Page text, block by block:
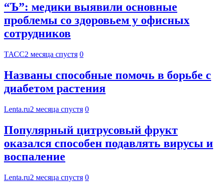
“Ъ”: медики выявили основные
проблемы со здоровьем у офисных
сотрудников
ТАСС2 месяца спустя 0
Названы способные помочь в борьбе с
диабетом растения
Lenta.ru2 месяца спустя 0
Популярный цитрусовый фрукт
оказался способен подавлять вирусы и
воспаление
Lenta.ru2 месяца спустя 0